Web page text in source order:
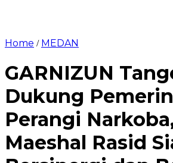
Home / MEDAN
GARNIZUN
Dukung
Perangi
Maeshal Rasid